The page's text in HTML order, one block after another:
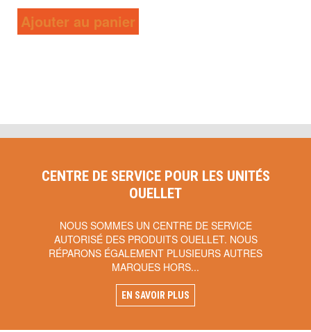
Ajouter au panier
CENTRE DE SERVICE POUR LES UNITÉS
OUELLET
NOUS SOMMES UN CENTRE DE SERVICE
AUTORISÉ DES PRODUITS OUELLET. NOUS
RÉPARONS ÉGALEMENT PLUSIEURS AUTRES
MARQUES HORS...
EN SAVOIR PLUS